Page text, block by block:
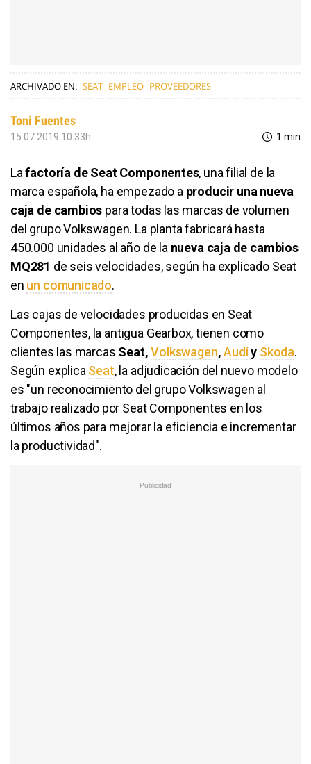
ARCHIVADO EN: SEAT EMPLEO PROVEEDORES
Toni Fuentes
15.07.2019 10:33h 1 min
Lafactoría de Seat Componentes, una filial de la
marca española, ha empezado a producir una nueva
caja de cambios para todas las marcas de volumen
del grupo Volkswagen. La planta fabricará hasta
450.000 unidades al año de la nueva caja de cambios
MQ281 de seis velocidades, según ha explicado Seat
en un comunicado.
Las cajas de velocidades producidas en Seat
Componentes, la antigua Gearbox, tienen como
clientes las marcas Seat,Volkswagen,Audiy Skoda.
Según explica Seat, la adjudicación del nuevo modelo
es "un reconocimiento del grupo Volkswagen al
trabajo realizado por Seat Componentes en los
últimos años para mejorar la eficiencia e incrementar
la productividad".